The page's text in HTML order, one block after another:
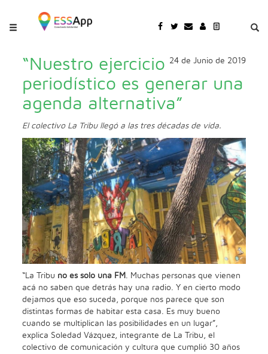
24 de Junio de 2019
“Nuestro ejercicio
periodístico es generar una
agenda alternativa”
El colectivo La Tribu llegó a las tres décadas de vida.
“La Tribu no es solo una FM . Muchas personas que vienen
acá no saben que detrás hay una radio. Y en cierto modo
dejamos que eso suceda, porque nos parece que son
distintas formas de habitar esta casa. Es muy bueno
cuando se multiplican las posibilidades en un lugar”,
explica Soledad Vázquez, integrante de La Tribu, el
colectivo de comunicación y cultura que cumplió 30 años